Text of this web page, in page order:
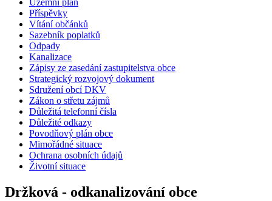
Územní plán
Příspěvky
Vítání občánků
Sazebník poplatků
Odpady
Kanalizace
Zápisy ze zasedání zastupitelstva obce
Strategický rozvojový dokument
Sdružení obcí DKV
Zákon o střetu zájmů
Důležitá telefonní čísla
Důležité odkazy
Povodňový plán obce
Mimořádné situace
Ochrana osobních údajů
Životní situace
Držková - odkanalizování obce